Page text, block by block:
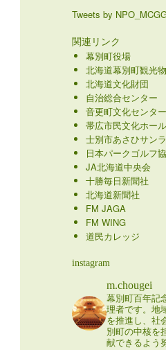
Tweets by
関連リンク
幕別町役場
北海道幕別町観光
北海道文化財団
自治総合センター
音更町文化センター
帯広市民文化ホール
士別市あさひサン
日本パークゴルフ
JA北海道中央会
十勝毎日新聞社
北海道新聞社
FM JAGA
FM WING
道民カレッジ
instagram
m.chougei
幕別町百年記
理者です。地
を推進し、社
別町の中核を
献できるよう